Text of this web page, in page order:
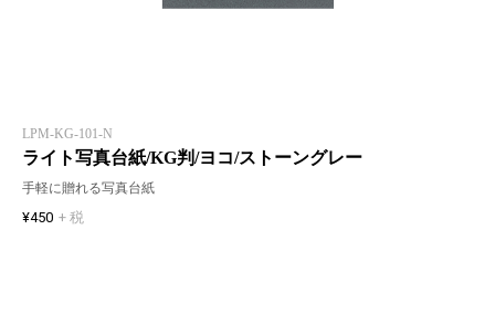
LPM-KG-101-N
ライト写真台紙/KG判/ヨコ/ストーングレー
手軽に贈れる写真台紙
¥450 + 税